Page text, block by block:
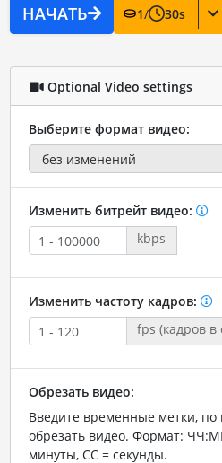
НАЧАТЬ 1/ 30s
Optional Video settings
Выберите формат видео:
Изменить битрейт видео:
kbps
Изменить частоту кадров:
fps (кадров в
Обрезать видео:
Введите временные метки,
обрезать видео. Формат:
минуты, СС = секунды.